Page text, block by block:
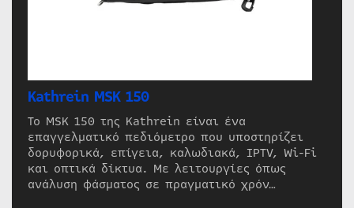
Kathrein MSK 150
Το MSK 150 της Kathrein είναι ένα
επαγγελματικό πεδιόμετρο που υποστηρίζει
δορυφορικά, επίγεια, καλωδιακά, IPTV, Wi-Fi
και οπτικά δίκτυα. Με λειτουργίες όπως
ανάλυση φάσματος σε πραγματικό χρόν…